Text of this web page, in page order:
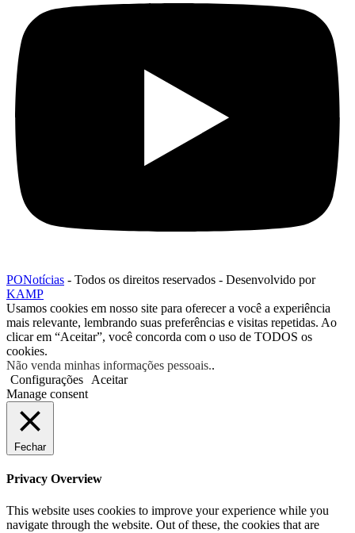
PONotícias - Todos os direitos reservados - Desenvolvido por
KAMP
Usamos cookies em nosso site para oferecer a você a experiência
mais relevante, lembrando suas preferências e visitas repetidas. Ao
clicar em “Aceitar”, você concorda com o uso de TODOS os
cookies.
Não venda minhas informações pessoais..
Configurações
Aceitar
Manage consent
Fechar
Privacy Overview
This website uses cookies to improve your experience while you
navigate through the website. Out of these, the cookies that are